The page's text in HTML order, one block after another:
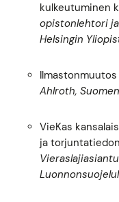
kulkeutuminen
opistonlehtori
Helsingin
Ahlroth,
VieKas
ja